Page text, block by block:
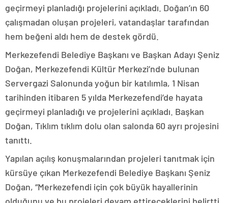
geçirmeyi planladığı projelerini açıkladı. Doğan’ın 60
çalışmadan oluşan projeleri, vatandaşlar tarafından
hem beğeni aldı hem de destek gördü.
Merkezefendi Belediye Başkanı ve Başkan Adayı Şeniz
Doğan, Merkezefendi Kültür Merkezi’nde bulunan
Servergazi Salonunda yoğun bir katılımla, 1 Nisan
tarihinden itibaren 5 yılda Merkezefendi’de hayata
geçirmeyi planladığı ve projelerini açıkladı. Başkan
Doğan, Tıklım tıklım dolu olan salonda 60 ayrı projesini
tanıttı.
Yapılan açılış konuşmalarından projeleri tanıtmak için
kürsüye çıkan Merkezefendi Belediye Başkanı Şeniz
Doğan, “Merkezefendi için çok büyük hayallerinin